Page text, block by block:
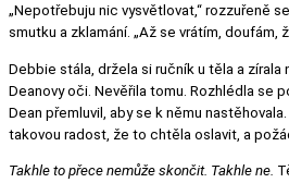
„Nepotřebuju nic vysvětlovat,“ rozzuřeně
smutku a zklamání. „Až se vrátím, doufám,
Debbie stála, držela si ručník u těla a zírala
Deanovy oči. Nevěřila tomu. Rozhlédla se
Dean přemluvil, aby se k němu
takovou radost, že to chtěla oslavit, a
Takhle to přece nemůže skončit. Takhle ne.